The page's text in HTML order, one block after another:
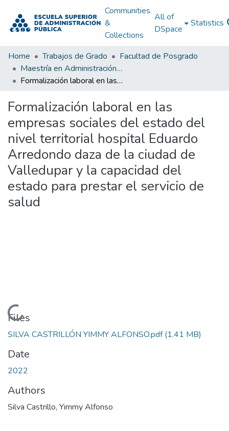
Communities
&
Collections
All of
DSpace
Statistics
Home Trabajos de Grado
Facultad de Posgrado
Maestría en Administración Pública
Formalización laboral en las empresas sociales del estado del nivel territorial hospital Eduardo Arredondo daza de la ciudad de Valledupar y la capacidad del estado para prestar el servicio de salud
Formalización laboral en las
empresas sociales del estado del
nivel territorial hospital Eduardo
Arredondo daza de la ciudad de
Valledupar y la capacidad del
estado para prestar el servicio de
salud
Loading...
Files
SILVA CASTRILLÓN YIMMY ALFONSO.pdf(1.41 MB)
Date
2022
Authors
Silva Castrillo, Yimmy Alfonso